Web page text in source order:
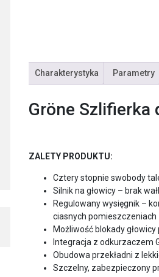
Charakterystyka Parametry
Gröne Szlifierka
ZALETY PRODUKTU:
Cztery stopnie swobody
Silnik na głowicy – brak
Regulowany wysięgnik –
ciasnych pomieszczeniach
Możliwość blokady
Integracja z odkurzaczem
Obudowa przekładni z
Szczelny, zabezpieczony